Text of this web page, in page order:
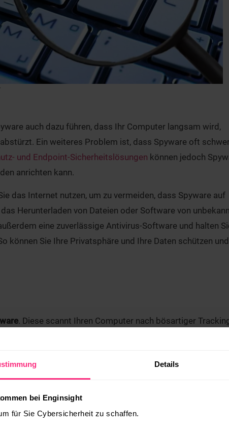
Details
bei Enginsight
für Sie Cybersicherheit zu schaffen.
auch dazu führen, dass Ihr Computer langsam wird,
Ein weiteres Problem ist, dass Spyware oft
und Endpoint-Sicherheitslösungen können jedoch
anrichten kann.
das Internet nutzen, um zu vermeiden, dass Spyware auf
Herunterladen von Dateien oder Software von
eine zuverlässige Antivirus-Software und halten
können Sie Ihre Privatsphäre und Ihre Daten schützen und
. Diese scannt Ihren Computer nach bösartiger
stellen, um ihre Funktion zu stoppen. Die meisten
der Installation neuer Spyware, indem sie eingehenden
Bedrohungen blockieren. Stellen Sie sicher, dass Sie
um ihre Wirksamkeit zu erhalten.
Ihres Browsers
bis „niedrig“. Je höher die Einstellung, desto besser die
Vorgänge, einschließlich Cookies. Wenn Sie mehr